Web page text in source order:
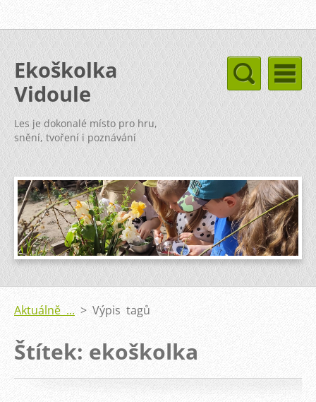
Ekoškolka
Vidoule
Les je dokonalé místo pro hru,
snění, tvoření i poznávání
Aktuálně ... > Výpis tagů
Štítek: ekoškolka